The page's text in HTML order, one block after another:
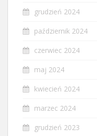
grudzień 2024
październik 2024
czerwiec 2024
maj 2024
kwiecień 2024
marzec 2024
grudzień 2023